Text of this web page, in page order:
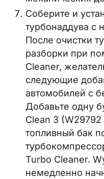
Соберите и
турбонаддува с
После очистки
разборки при
Cleaner,
следующие
автомобилей с
Добавьте одну
Clean 3
топливный бак
Turbo Cleaner.
немедленно